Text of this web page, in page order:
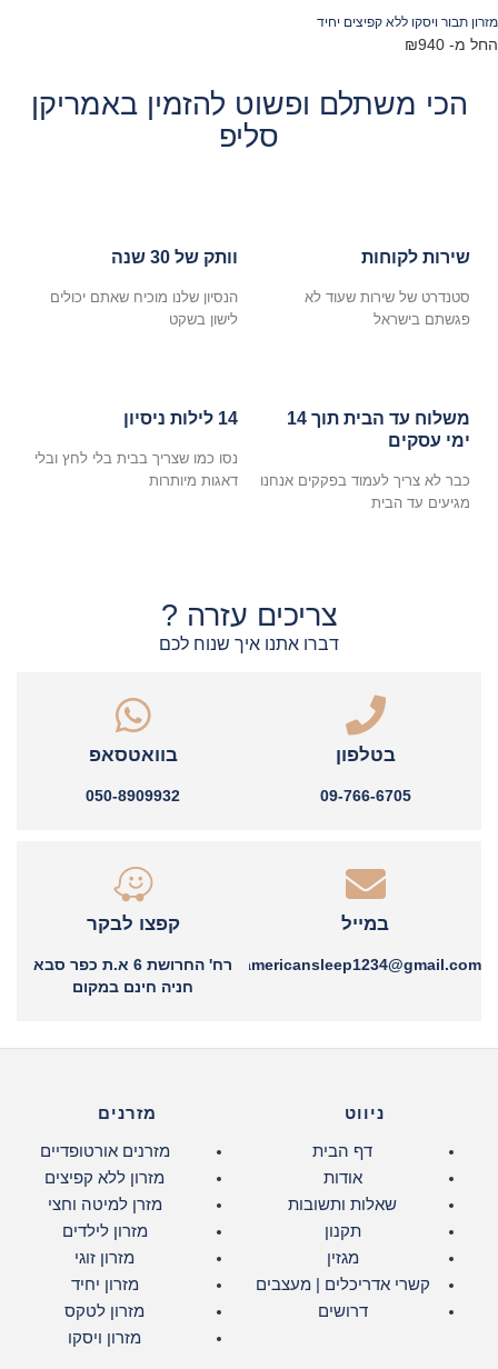
תבור ויסקו ללא קפיצים יחיד
מ- ₪940
הכי משתלם ופשוט להזמין באמריקן
סליפ
שירות לקוחות
סטנדרט של שירות שעוד לא
פגשתם בישראל
וותק של 30 שנה
הנסיון שלנו מוכיח שאתם יכולים
לישון בשקט
משלוח עד הבית תוך 14
ימי עסקים
כבר לא צריך לעמוד בפקקים אנחנו
מגיעים עד הבית
14 לילות ניסיון
נסו כמו שצריך בבית בלי לחץ ובלי
דאגות מיותרות
צריכים עזרה ?
דברו אתנו איך שנוח לכם
בטלפון
09-766-6705
בוואטסאפ
050-8909932
במייל
americansleep1234@gmail.com
קפצו לבקר
רח' החרושת 6 א.ת כפר סבא
חניה חינם במקום
ניווט
דף הבית
אודות
שאלות ותשובות
תקנון
מגזין
קשרי אדריכלים | מעצבים
דרושים
מזרנים
מזרנים אורטופדיים
מזרון ללא קפיצים
מזרן למיטה וחצי
מזרון לילדים
מזרון זוגי
מזרון יחיד
מזרון לטקס
מזרון ויסקו